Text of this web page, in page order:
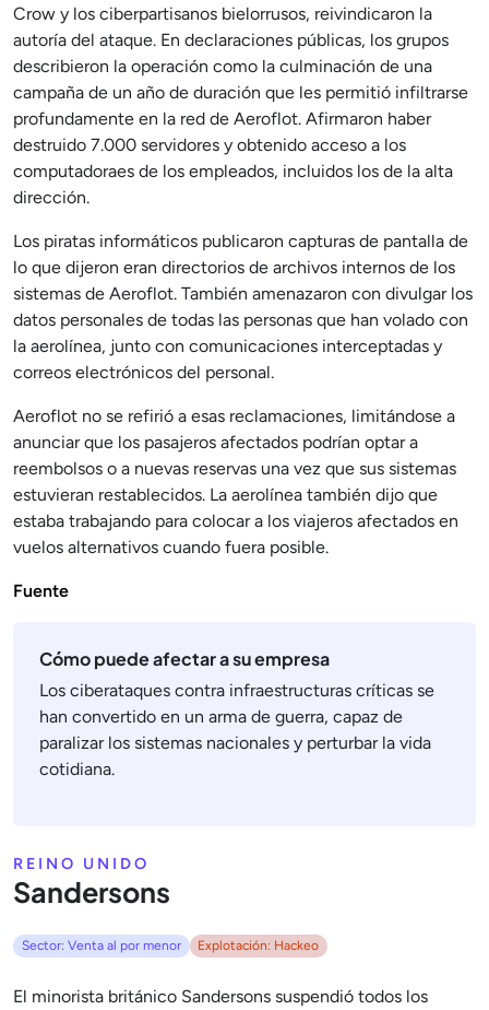
Crow y los ciberpartisanos bielorrusos, reivindicaron la
autoría del ataque. En declaraciones públicas, los grupos
describieron la operación como la culminación de una
campaña de un año de duración que les permitió infiltrarse
profundamente en la red de Aeroflot. Afirmaron haber
destruido 7.000 servidores y obtenido acceso a los
computadoraes de los empleados, incluidos los de la alta
dirección.
Los piratas informáticos publicaron capturas de pantalla de
lo que dijeron eran directorios de archivos internos de los
sistemas de Aeroflot. También amenazaron con divulgar los
datos personales de todas las personas que han volado con
la aerolínea, junto con comunicaciones interceptadas y
correos electrónicos del personal.
Aeroflot no se refirió a esas reclamaciones, limitándose a
anunciar que los pasajeros afectados podrían optar a
reembolsos o a nuevas reservas una vez que sus sistemas
estuvieran restablecidos. La aerolínea también dijo que
estaba trabajando para colocar a los viajeros afectados en
vuelos alternativos cuando fuera posible.
Fuente
Cómo puede afectar a su empresa
Los ciberataques contra infraestructuras críticas se
han convertido en un arma de guerra, capaz de
paralizar los sistemas nacionales y perturbar la vida
cotidiana.
REINO UNIDO
Sandersons
Sector: Venta al por menor Explotación: Hackeo
El minorista británico Sandersons suspendió todos los